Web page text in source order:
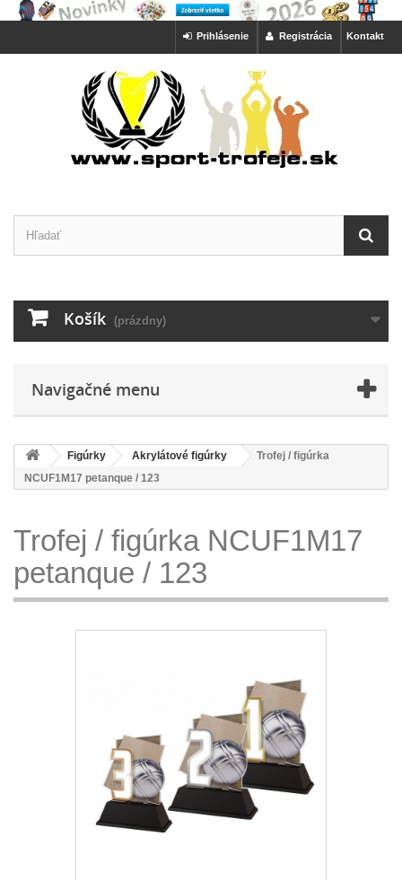
Kontakt
Registrácia
Prihlásenie
Košík (prázdny)
Navigačné menu
Figúrky Akrylátové figúrky
Trofej / figúrka
NCUF1M17 petanque / 123
Trofej / figúrka NCUF1M17
petanque / 123